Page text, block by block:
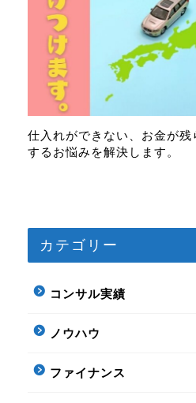
仕入れができない、お金が
するお悩みを解決します。
カテゴリー
コンサル実績
ノウハウ
ファイナンス